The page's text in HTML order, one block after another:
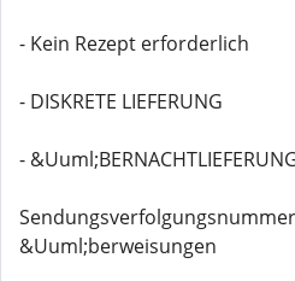
- Kein Rezept erforderlich
- DISKRETE LIEFERUNG
-
&Uuml;berweisungen